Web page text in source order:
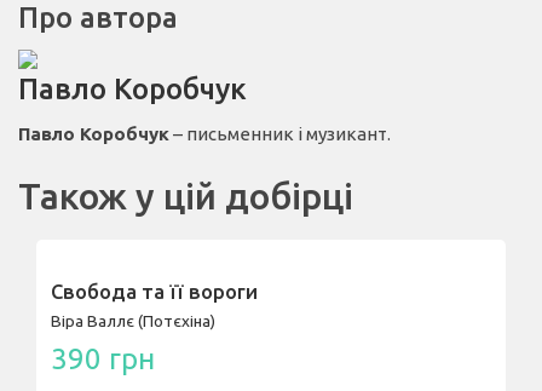
Про автора
Павло Коробчук
Павло Коробчук– письменник і музикант.
Також у цій добірці
Свобода та її вороги
Віра Валлє (Потєхіна)
390 грн